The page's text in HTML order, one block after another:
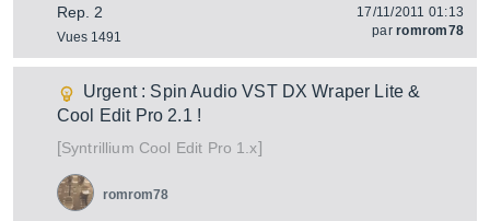
Rep. 2
Vues 1491
17/11/2011 01:13
parromrom78
Urgent : Spin Audio VST DX Wraper Lite &
Cool Edit Pro 2.1 !
[Syntrillium Cool Edit Pro 1.x]
romrom78